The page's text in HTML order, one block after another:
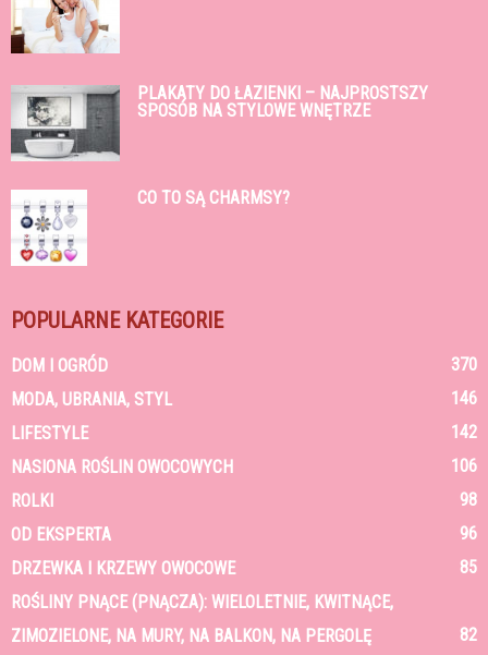
PLAKATY DO ŁAZIENKI – NAJPROSTSZY
SPOSÓB NA STYLOWE WNĘTRZE
CO TO SĄ CHARMSY?
POPULARNE KATEGORIE
DOM I OGRÓD
370
MODA, UBRANIA, STYL
146
LIFESTYLE
142
NASIONA ROŚLIN OWOCOWYCH
106
ROLKI
98
OD EKSPERTA
96
DRZEWKA I KRZEWY OWOCOWE
85
ROŚLINY PNĄCE (PNĄCZA): WIELOLETNIE, KWITNĄCE,
ZIMOZIELONE, NA MURY, NA BALKON, NA PERGOLĘ
82